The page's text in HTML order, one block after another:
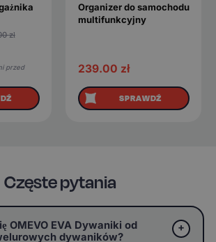
zł
przed
Organizer do samochodu
multifunkcyjny
239.00 zł
SPRAWDŹ
Częste pytania
OMEVO EVA Dywaniki od
dywaników?